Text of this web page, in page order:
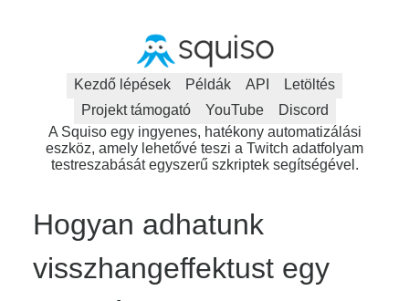
Kezdő lépések Példák API
Letöltés
Projekt támogató
YouTube
Discord
A Squiso egy ingyenes, hatékony automatizálási
eszköz, amely lehetővé teszi a Twitch adatfolyam
testreszabását egyszerű szkriptek segítségével.
Hogyan adhatunk
visszhangeffektust egy